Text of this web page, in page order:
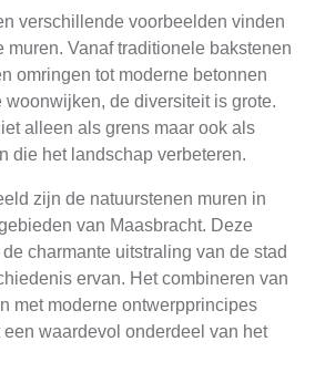
verschillende voorbeelden vinden
muren. Vanaf traditionele bakstenen
omringen tot moderne betonnen
woonwijken, de diversiteit is grote.
alleen als grens maar ook als
die het landschap verbeteren.
zijn de natuurstenen muren in
van Maasbracht. Deze
charmante uitstraling van de stad
ervan. Het combineren van
met moderne ontwerpprincipes
een waardevol onderdeel van het